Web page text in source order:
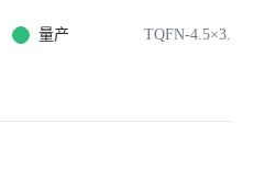
量产 TQFN-4.5×3.5-